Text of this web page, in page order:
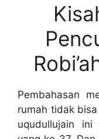
Pembahasan
rumah tidak
uqudullujain